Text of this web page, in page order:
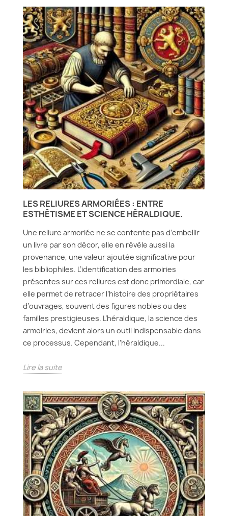
LES RELIURES ARMORIÉES : ENTRE
ESTHÉTISME ET SCIENCE HÉRALDIQUE.
Une reliure armoriée ne se contente pas d’embellir
un livre par son décor, elle en révèle aussi la
provenance, une valeur ajoutée significative pour
les bibliophiles. L’identification des armoiries
présentes sur ces reliures est donc primordiale, car
elle permet de retracer l’histoire des propriétaires
d’ouvrages, souvent des figures nobles ou des
familles prestigieuses. L’héraldique, la science des
armoiries, devient alors un outil indispensable dans
ce processus. Cependant, l’héraldique...
Lire la suite